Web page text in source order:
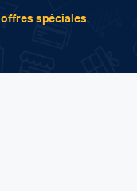
offres spéciales.